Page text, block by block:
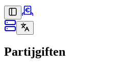
Partijgiften